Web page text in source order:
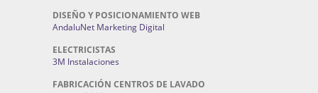
DISEÑO Y POSICIONAMIENTO WEB
AndaluNet Marketing Digital
ELECTRICISTAS
3M Instalaciones
FABRICACIÓN CENTROS DE LAVADO